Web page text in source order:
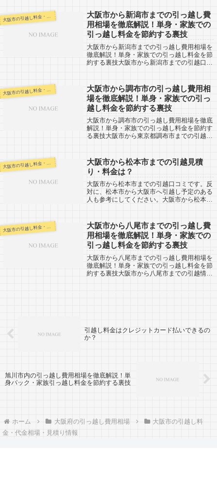
う。豊田市までは約200km弱。（市役所間...
大
大阪市から新潟市までの引っ越し費
用相場を徹底解説！単身・家族での
引っ越し料金を節約する裏技
大阪市から新潟市までの引っ越し費用相場を
徹底解説！単身・家族での引っ越し料金を節
約する裏技大阪市から新潟市までの引越口コ
から新潟市までは約600km強あります。...
大
大阪市から調布市の引っ越し費用相
場を徹底解説！単身・家族での引っ
越し料金を節約する裏技
大阪市から調布市の引っ越し費用相場を徹底
解説！単身・家族での引っ越し料金を節約す
る裏技大阪市から東京都調布市までの引越口
とかなりの長距離になります。片道で６...
大 阪市の引越し料金・代金相場・見積り情報
大阪市から松本市までの引越見積
り・料金は？
大阪市から松本市までの引越口コミです。反
対に、松本市から大阪市へ引越し予定のある
人も参考にしてください。大阪市から松本市
を要するのも問題になってきます。最短...
大 阪市の引越し料金・代金相場・見積り情報
大阪市から八尾市までの引っ越し費
用相場を徹底解説！単身・家族での
引っ越し料金を節約する裏技
大阪市から八尾市までの引っ越し費用相場を
徹底解説！単身・家族での引っ越し料金を節
約する裏技大阪市から八尾市までの引越情報
引越し料金はクレジットカード払いできるの
か？
旭川市内の引っ越し費用相場を徹底解説！単
身パック・家族引っ越し料金を節約する裏技
ホーム 大阪府の引っ越し費用相場
大阪市の引越し料
金・代金相場・見積り情報